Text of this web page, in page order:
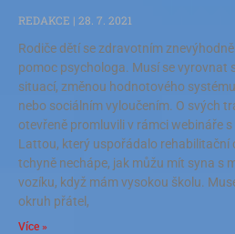
REDAKCE
28. 7. 2021
Rodiče dětí se zdravotním
pomoc psychologa. Musí se vyrovnat
situací, změnou hodnotového
nebo sociálním vyloučením. O svých
otevřeně promluvili v rámci webináře
Lattou, který uspořádalo rehabilitační
tchyně nechápe, jak můžu mít syna s
vozíku, když mám vysokou školu.
okruh přátel,
Více »